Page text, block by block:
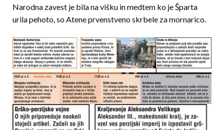
Narodna zavest je bila na višku in medtem ko je Šparta
urila pehoto, so Atene prvenstveno skrbele za mornarico.